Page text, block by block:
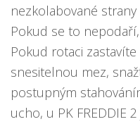
nezkolabované
Pokud se to
Pokud rotaci
snesitelnou mez,
postupným
ucho, u PK FREDDIE